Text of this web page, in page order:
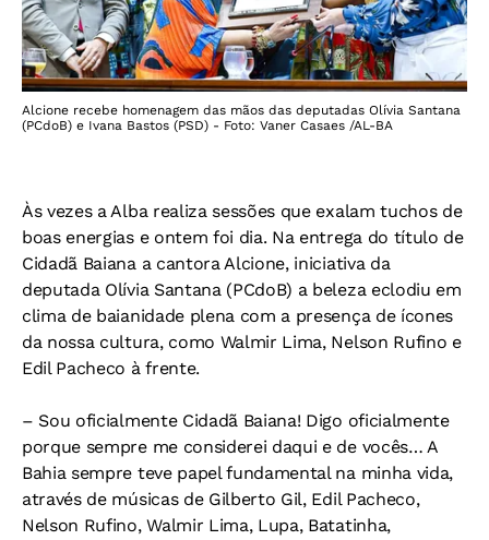
Alcione recebe homenagem das mãos das deputadas Olívia Santana
(PCdoB) e Ivana Bastos (PSD) - Foto: Vaner Casaes /AL-BA
Às vezes a Alba realiza sessões que exalam tuchos de
boas energias e ontem foi dia. Na entrega do título de
Cidadã Baiana a cantora Alcione, iniciativa da
deputada Olívia Santana (PCdoB) a beleza eclodiu em
clima de baianidade plena com a presença de ícones
da nossa cultura, como Walmir Lima, Nelson Rufino e
Edil Pacheco à frente.
– Sou oficialmente Cidadã Baiana! Digo oficialmente
porque sempre me considerei daqui e de vocês… A
Bahia sempre teve papel fundamental na minha vida,
através de músicas de Gilberto Gil, Edil Pacheco,
Nelson Rufino, Walmir Lima, Lupa, Batatinha,